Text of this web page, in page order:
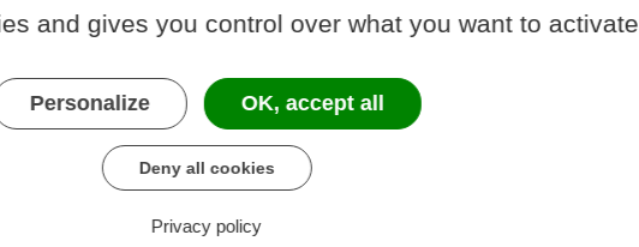
il est possible de demander une
cet objet.
?
and gives you control over what you want to activate
Personalize OK, accept all
Deny all cookies
Privacy policy